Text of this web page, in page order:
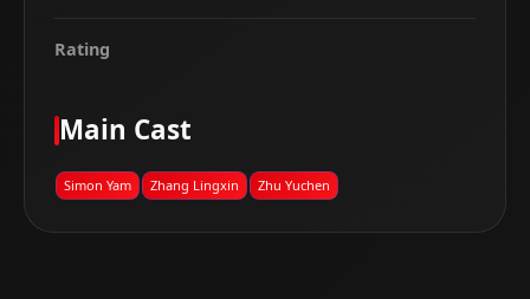
Rating
Main Cast
Simon Yam Zhang Lingxin Zhu Yuchen